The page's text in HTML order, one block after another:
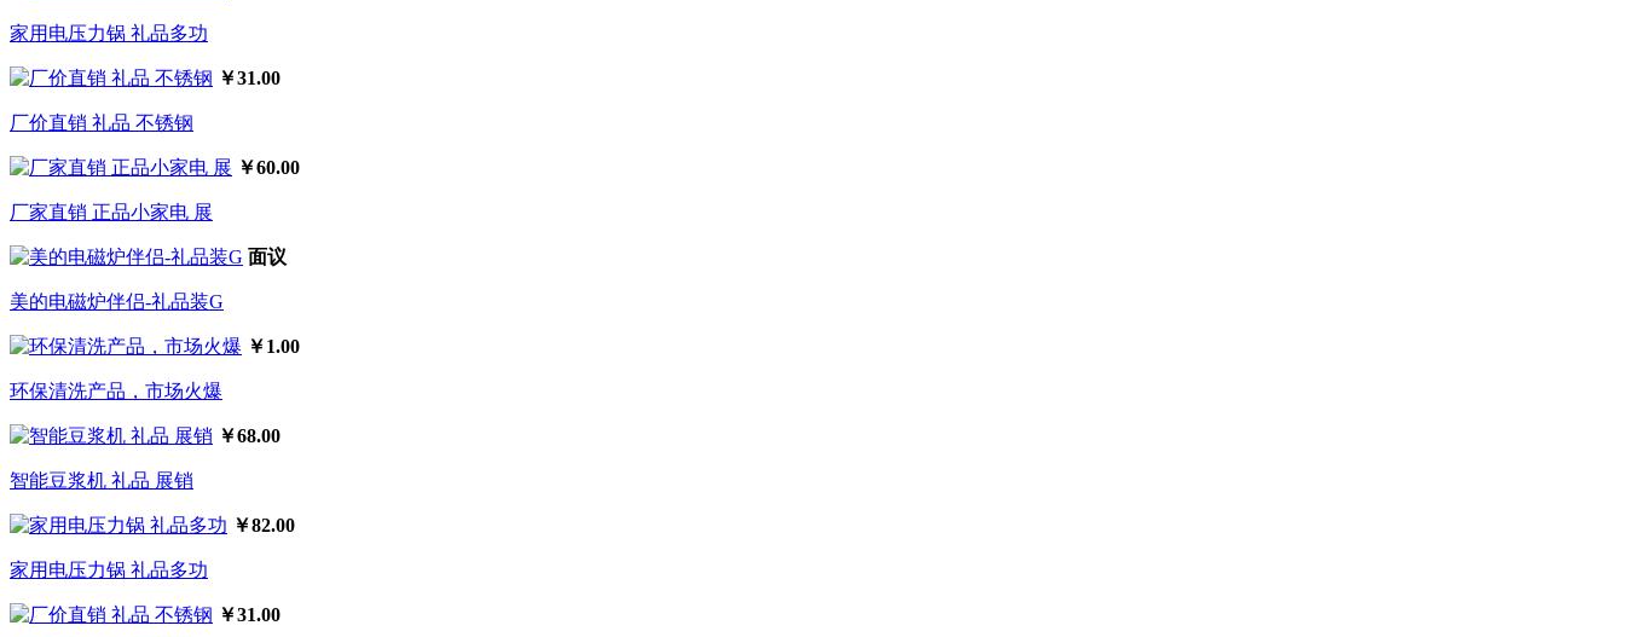
家用电压力锅 礼品多功
￥31.00
厂价直销 礼品 不锈钢
￥60.00
厂家直销 正品小家电 展
面议
美的电磁炉伴侣-礼品装G
￥1.00
环保清洗产品，市场火爆
￥68.00
智能豆浆机 礼品 展销
￥82.00
家用电压力锅 礼品多功
￥31.00